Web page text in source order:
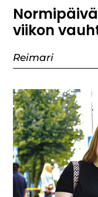
viikon
Reimari